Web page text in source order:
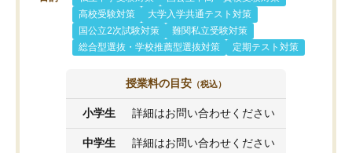
高校受験対策
大学入学共通テスト対策
国公立2次試験対策
難関私立受験対策
総合型選抜・学校推薦型選抜対策
定期テスト対策
授業料の目安 （税込）
小学生 詳細はお問い合わせください
中学生 詳細はお問い合わせください